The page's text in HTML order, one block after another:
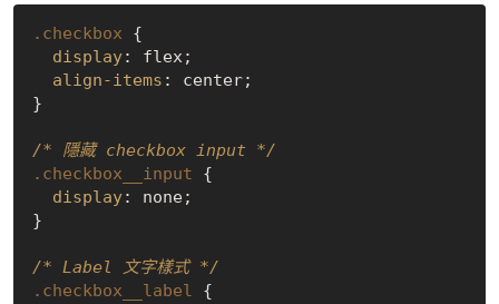
.checkbox {
display: flex;
align-items : center;
}
/* 隱藏 checkbox input */
.checkbox__input {
display: none;
}
/* Label 文字樣式 */
.checkbox__label {